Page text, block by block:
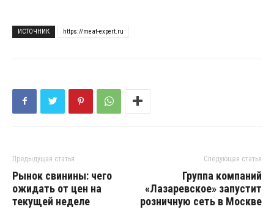
ИСТОЧНИК https://meat-expert.ru
Предыдущая статья
Рынок свинины: чего
ожидать от цен на
текущей неделе
Следующая статья
Группа компаний
«Лазаревское» запустит
розничную сеть в Москве